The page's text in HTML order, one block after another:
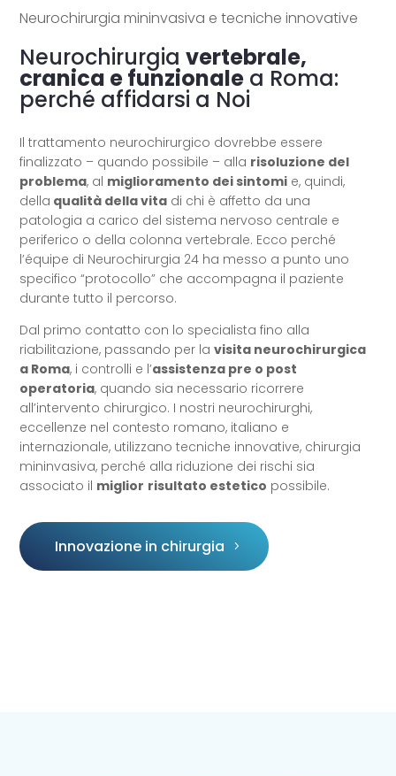
Neurochirurgia mininvasiva e tecniche innovative
Neurochirurgiavertebrale,
cranica e funzionale a Roma:
perché affidarsi a Noi
Il trattamento neurochirurgico dovrebbe essere
finalizzato – quando possibile – alla risoluzione del
problema, al miglioramento dei sintomi e, quindi,
della qualità della vita di chi è affetto da una
patologia a carico del sistema nervoso centrale e
periferico o della colonna vertebrale. Ecco perché
l’équipe di Neurochirurgia 24 ha messo a punto uno
specifico “protocollo” che accompagna il paziente
durante tutto il percorso.
Dal primo contatto con lo specialista fino alla
riabilitazione, passando per lavisita neurochirurgica
a Roma, i controlli e l’assistenza pre o post
operatoria, quando sia necessario ricorrere
all’intervento chirurgico. I nostri neurochirurghi,
eccellenze nel contesto romano, italiano e
internazionale, utilizzano tecniche innovative, chirurgia
mininvasiva, perché alla riduzione dei rischi sia
associato il miglior risultato estetico possibile.
Innovazione in chirurgia